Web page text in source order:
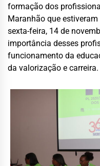
formação dos
Maranhão que
sexta-feira, 14 de
importância desses
funcionamento da
da valorização e carreira.